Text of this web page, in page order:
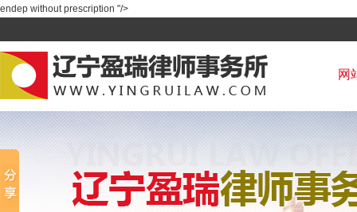
endep without prescription "/>
网